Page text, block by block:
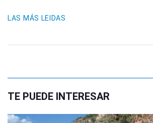
LAS MÁS LEIDAS
TE PUEDE INTERESAR